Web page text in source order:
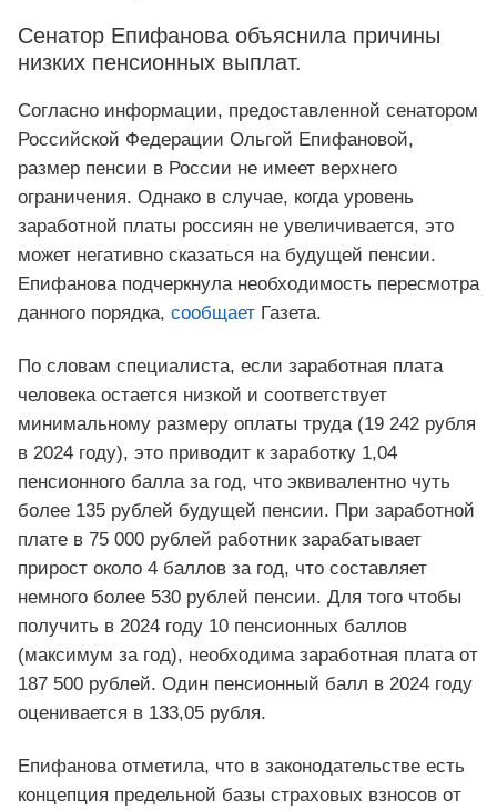
Сенатор Епифанова объяснила причины
низких пенсионных выплат.
Согласно информации, предоставленной сенатором
Российской Федерации Ольгой Епифановой,
размер пенсии в России не имеет верхнего
ограничения. Однако в случае, когда уровень
заработной платы россиян не увеличивается, это
может негативно сказаться на будущей пенсии.
Епифанова подчеркнула необходимость пересмотра
данного порядка, сообщает Газета.
По словам специалиста, если заработная плата
человека остается низкой и соответствует
минимальному размеру оплаты труда (19 242 рубля
в 2024 году), это приводит к заработку 1,04
пенсионного балла за год, что эквивалентно чуть
более 135 рублей будущей пенсии. При заработной
плате в 75 000 рублей работник зарабатывает
прирост около 4 баллов за год, что составляет
немного более 530 рублей пенсии. Для того чтобы
получить в 2024 году 10 пенсионных баллов
(максимум за год), необходима заработная плата от
187 500 рублей. Один пенсионный балл в 2024 году
оценивается в 133,05 рубля.
Епифанова отметила, что в законодательстве есть
концепция предельной базы страховых взносов от